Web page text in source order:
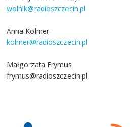
wolnik@radioszczecin.pl
Anna Kolmer
kolmer@radioszczecin.pl
Małgorzata Frymus
frymus@radioszczecin.pl